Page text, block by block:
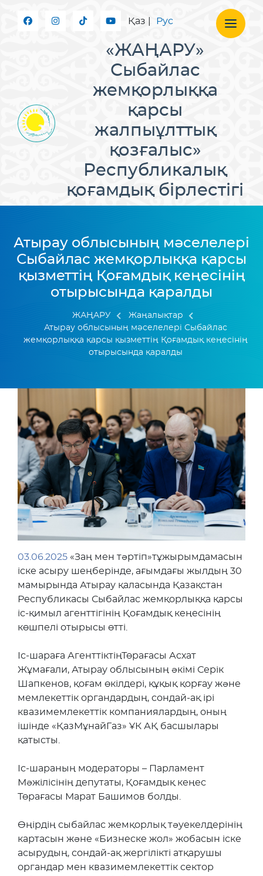
Қаз Рус
«ЖАҢАРУ»
Сыбайлас
жемқорлыққа
қарсы
жалпыұлттық
қозғалыс»
Республикалық
қоғамдық бірлестігі
Атырау облысының мәселелері
Сыбайлас жемқорлыққа қарсы
қызметтің Қоғамдық кеңесінің
отырысында қаралды
ЖАҢАРУ
Жаңалықтар
Атырау облысының мәселелері Сыбайлас
жемқорлыққа қарсы қызметтің Қоғамдық кеңесінің
отырысында қаралды
03.06.2025 «Заң мен тәртіп»тұжырымдамасын
іске асыру шеңберінде, ағымдағы жылдың 30
мамырында Атырау қаласында Қазақстан
Республикасы Сыбайлас жемқорлыққа қарсы
іс-қимыл агенттігінің Қоғамдық кеңесінің
көшпелі отырысы өтті.
Іс-шараға АгенттіктіңТөрағасы Асхат
Жұмағали, Атырау облысының әкімі Серік
Шапкенов, қоғам өкілдері, құқық қорғау және
мемлекеттік органдардың, сондай-ақ ірі
квазимемлекеттік компаниялардың, оның
ішінде «ҚазМұнайГаз» ҰК АҚ басшылары
қатысты.
Іс-шараның модераторы – Парламент
Мәжілісінің депутаты, Қоғамдық кеңес
Төрағасы Марат Башимов болды.
Өңірдің сыбайлас жемқорлық тәуекелдерінің
картасын және «Бизнеске жол» жобасын іске
асырудың, сондай-ақ жергілікті атқарушы
органдар мен квазимемлекеттік сектор